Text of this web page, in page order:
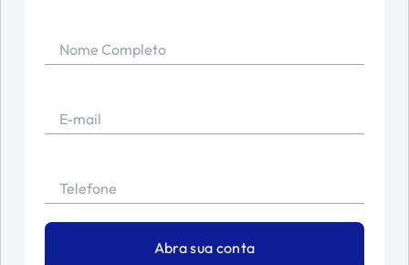
Nome Completo
E-mail
Telefone
Abra sua conta